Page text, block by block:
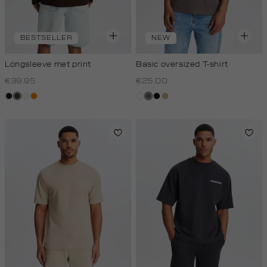
BESTSELLER
Longsleeve met print
€39.95
zwartchoco
wit,oranje
NEW
Basic oversized T-shirt
€25.00
witlichtbruin
zwart
tan